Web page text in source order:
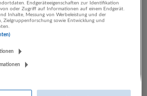
Bergheim bei Salzburg
Endgeräteeigenschaften zur Identifikation
oder Zugriff auf Informationen auf einem Endgerät.
Inhalte, Messung von Werbeleistung und der
Zielgruppenforschung sowie Entwicklung und